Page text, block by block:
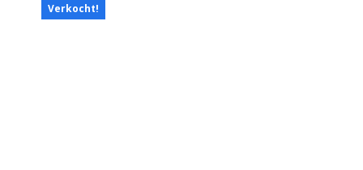
Verkocht!